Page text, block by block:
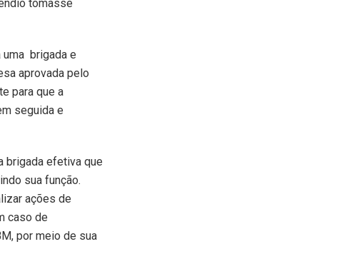
tomasse
uma brigada e
aprovada pelo
para que a
seguida e
brigada efetiva que
sua função.
ações de
caso de
por meio de sua